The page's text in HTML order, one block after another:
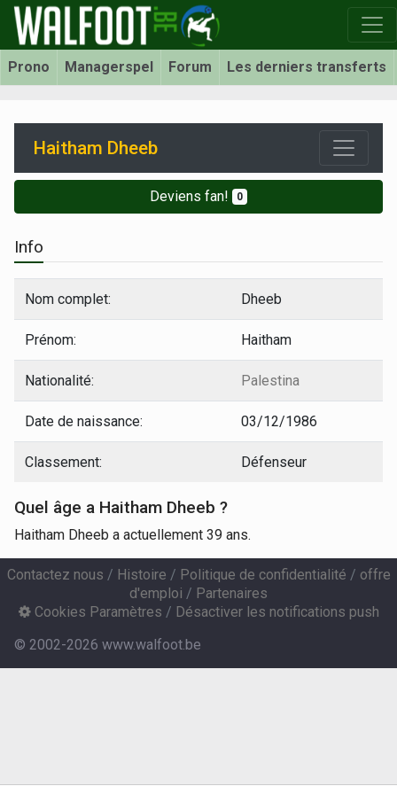
Prono Managerspel Forum Les derniers transferts
Haitham Dheeb
Deviens fan! 0
Info
Nom complet: Dheeb
Prénom: Haitham
Nationalité: Palestina
Date de naissance: 03/12/1986
Classement: Défenseur
Quel âge a Haitham Dheeb ?
Haitham Dheeb a actuellement 39 ans.
Contactez nous / Histoire / Politique de confidentialité / offre
d'emploi / Partenaires
Cookies Paramètres / Désactiver les notifications push
© 2002-2026 www.walfoot.be